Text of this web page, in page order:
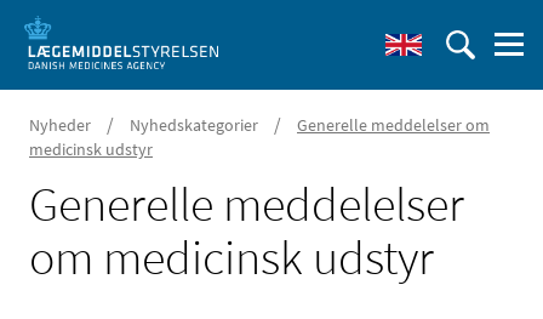
Nyheder / Nyhedskategorier /
Generelle meddelelser om
medicinsk udstyr
Generelle meddelelser
om medicinsk udstyr